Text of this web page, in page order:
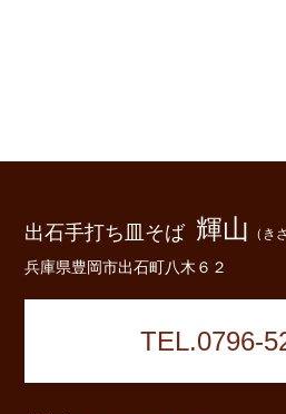
出石手打ち皿そば 輝山 （き
兵庫県豊岡市出石町八木６２
TEL.0796-